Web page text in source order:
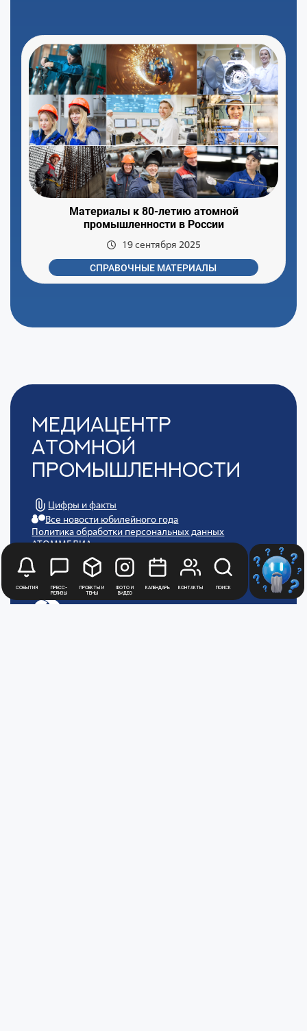
События
Пресс-
релизы
Проекты и
темы
Фото и
видео
Календарь Контакты Поиск
Материалы к 80-летию атомной
промышленности в России
19 сентября 2025
СПРАВОЧНЫЕ МАТЕРИАЛЫ
Медиацентр
Атомной
Промышленности
Цифры и факты
Все новости юбилейного года
Политика обработки персональных данных
АТОММЕДИА
Пользовательское соглашение АТОММЕДИА